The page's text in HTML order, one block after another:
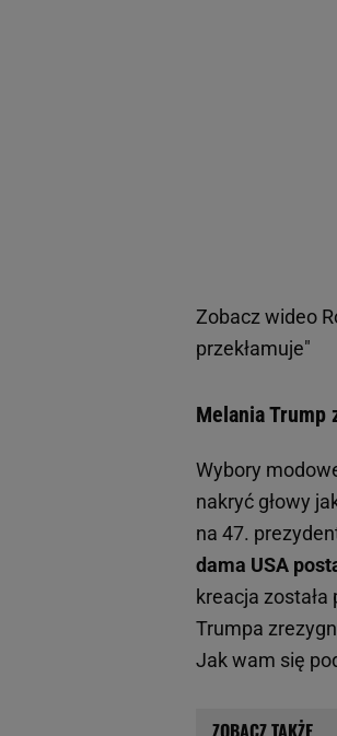
Zobacz wideo
przekłamuje"
Melania Trump
Wybory
nakryć głowy
na 47.
dama USA
kreacja
Trumpa
Jak wam się